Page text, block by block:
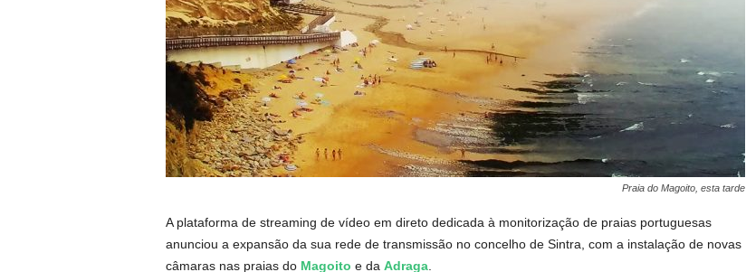
Praia do Magoito, esta tarde
A plataforma de streaming de vídeo em direto dedicada à monitorização de praias portuguesas
anunciou a expansão da sua rede de transmissão no concelho de Sintra, com a instalação de novas
câmaras nas praias do Magoito e da Adraga.